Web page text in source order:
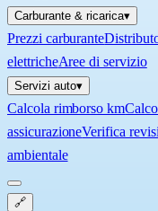
Carburante & ricarica▾
Prezzi carburante
elettricheAree di servizio
Servizi auto▾
Calcola rimborso km
assicurazioneVerifica
ambientale
🔗